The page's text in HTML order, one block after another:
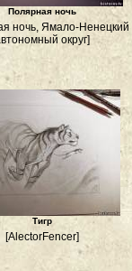
Полярная ночь
ночь, Ямало-Ненецкий
округ]
Тигр
[AlectorFencer]